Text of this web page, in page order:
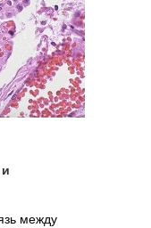
между